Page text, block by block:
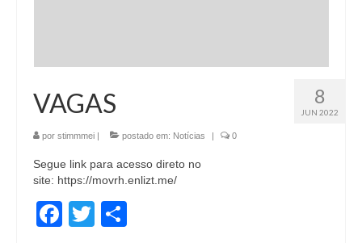
8
JUN 2022
VAGAS
por stimmmei postado em: Notícias 0
Segue link para acesso direto no
site: https://movrh.enlizt.me/
Facebook
Twitter